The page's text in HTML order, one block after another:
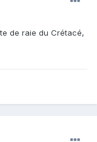
de raie du Crétacé,